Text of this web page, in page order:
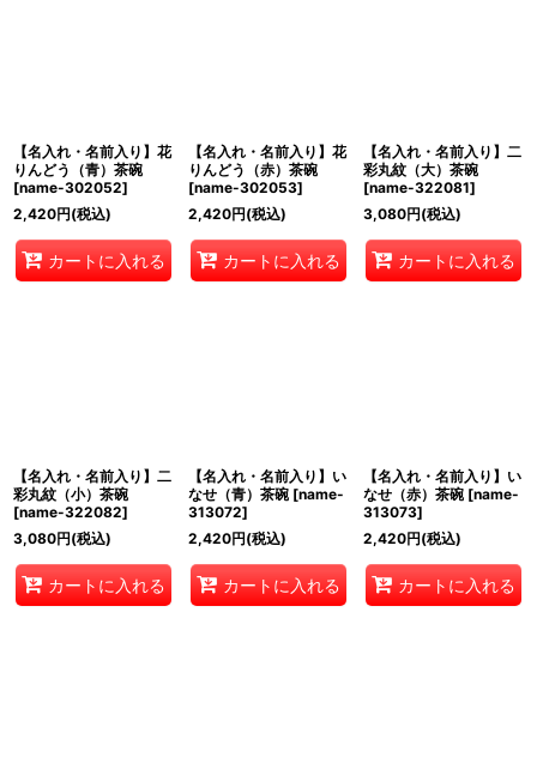
【名入れ・名前入り】花
りんどう（青）茶碗
[name-302052]
2,420円(税込)
カートに入れる
【名入れ・名前入り】花
りんどう（赤）茶碗
[name-302053]
2,420円(税込)
カートに入れる
【名入れ・名前入り】二
彩丸紋（大）茶碗
[name-322081]
3,080円(税込)
カートに入れる
【名入れ・名前入り】二
彩丸紋（小）茶碗
[name-322082]
3,080円(税込)
カートに入れる
【名入れ・名前入り】い
なせ（青）茶碗 [name-
313072]
2,420円(税込)
カートに入れる
【名入れ・名前入り】い
なせ（赤）茶碗 [name-
313073]
2,420円(税込)
カートに入れる